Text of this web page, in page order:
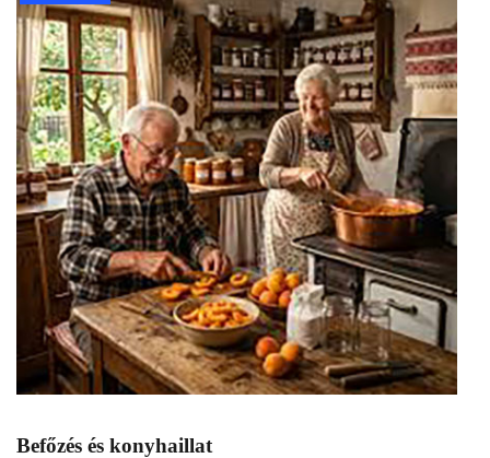
Befőzés és konyhaillat